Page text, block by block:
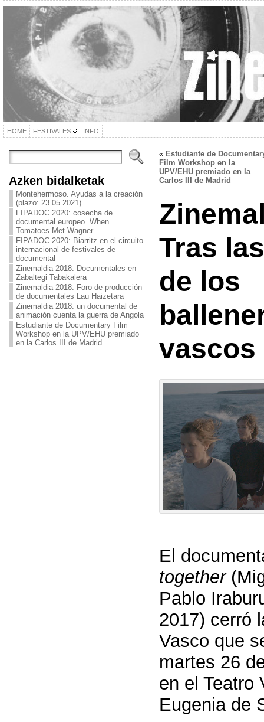
HOME FESTIVALES INFO
Azken bidalketak
Montehermoso. Ayudas a la creación
(plazo: 23.05.2021)
FIPADOC 2020: cosecha de
documental europeo. When
Tomatoes Met Wagner
FIPADOC 2020: Biarritz en el circuito
internacional de festivales de
documental
Zinemaldia 2018: Documentales en
Zabaltegi Tabakalera
Zinemaldia 2018: Foro de producción
de documentales Lau Haizetara
Zinemaldia 2018: un documental de
animación cuenta la guerra de Angola
Estudiante de Documentary Film
Workshop en la UPV/EHU premiado
en la Carlos III de Madrid
« Estudiante de
Film Workshop en la
UPV/EHU premiado en la
Carlos III de Madrid
Tras
de los
vascos
El
together(
Pablo
2017) cerró
Vasco que
martes 26
en el Teatro
Eugenia de